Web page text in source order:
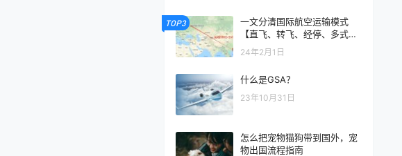
TOP3
一文分清国际航空运输模式
【直飞、转飞、经停、多式联
运】
24年2月1日
什么是GSA？
23年10月31日
怎么把宠物猫狗带到国外，宠
物出国流程指南